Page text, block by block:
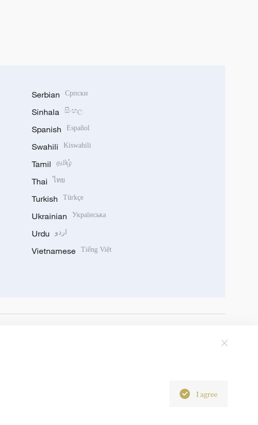
Serbian Српски
Sinhala සිංහල
Spanish Español
Swahili Kiswahili
Tamil தமிழ்
Thai ไทย
Turkish Türkçe
Ukrainian Українська
Urdu اردو
Vietnamese Tiếng Việt
I agree